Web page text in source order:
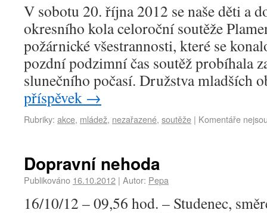
V sobotu 20. října 2012 se naše děti a
okresního kola celoroční soutěže
požárnické všestrannosti, které se
pozdní podzimní čas soutěž probíhala
slunečního počasí. Družstva mladších
příspěvek →
Rubriky: akce, mládež, nezařazené, soutěže | Komentáře
Dopravní nehoda
Publikováno 16.10.2012 | Autor: Pepa
16/10/12 – 09,56 hod. – Studenec,